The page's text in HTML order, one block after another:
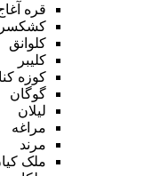
قره
کلوانق
کلیبر
کوزه
گوگان
لیلان
مراغه
مرند
ملک